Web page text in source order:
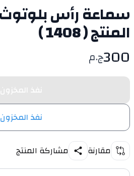
المنتج ( 1408 )
300ج.م
نفذ المخزون
نفذ المخزون
مقارنة مشاركة المنتج